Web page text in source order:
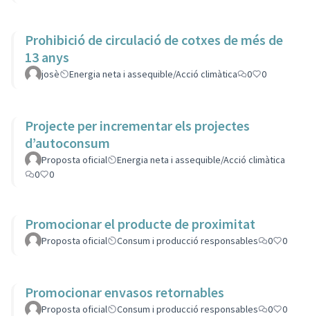
Prohibició de circulació de cotxes de més de
13 anys
josè Energia neta i assequible/Acció climàtica 0 0
Projecte per incrementar els projectes
d’autoconsum
Proposta oficial
Energia neta i assequible/Acció climàtica
0
0
Promocionar el producte de proximitat
Proposta oficial Consum i producció responsables 0 0
Promocionar envasos retornables
Proposta oficial Consum i producció responsables 0 0